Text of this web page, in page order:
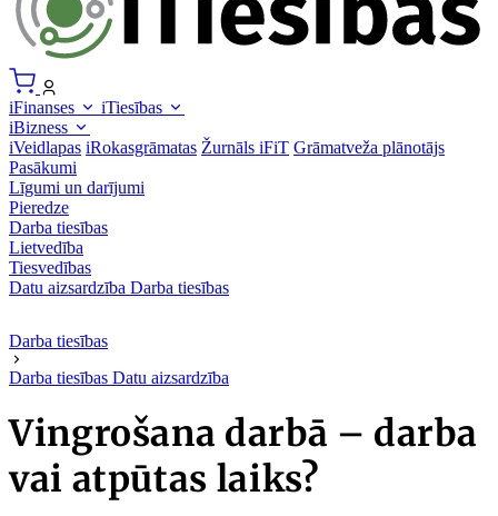
iFinanses
iTiesības
iBizness
iVeidlapas iRokasgrāmatas Žurnāls iFiT Grāmatveža plānotājs
Pasākumi
Līgumi un darījumi
Pieredze
Darba tiesības
Lietvedība
Tiesvedības
Datu aizsardzība Darba tiesības
Darba tiesības
Darba tiesības Datu aizsardzība
Vingrošana darbā – darba
vai atpūtas laiks?